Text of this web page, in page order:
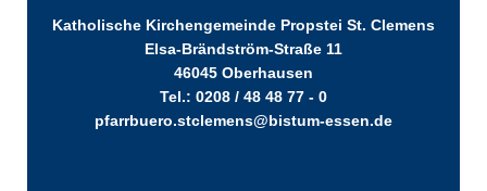
Katholische Kirchengemeinde Propstei St. Clemens
Elsa-Brändström-Straße 11
46045 Oberhausen
Tel.: 0208 / 48 48 77 - 0
pfarrbuero.stclemens@bistum-essen.de